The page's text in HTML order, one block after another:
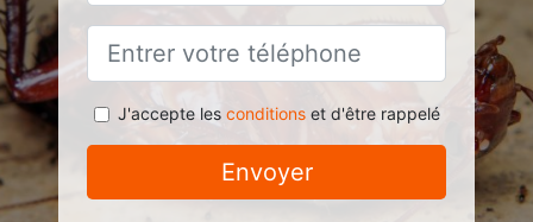
J'accepte les conditionset d'être rappelé
Envoyer